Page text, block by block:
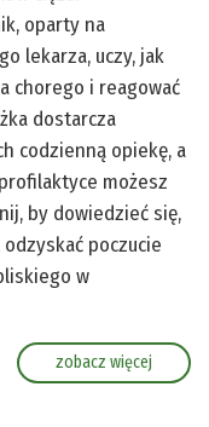
oparty na
lekarza, uczy, jak
chorego i reagować
dostarcza
codzienną opiekę, a
możesz
by dowiedzieć się,
poczucie
w
zobacz więcej